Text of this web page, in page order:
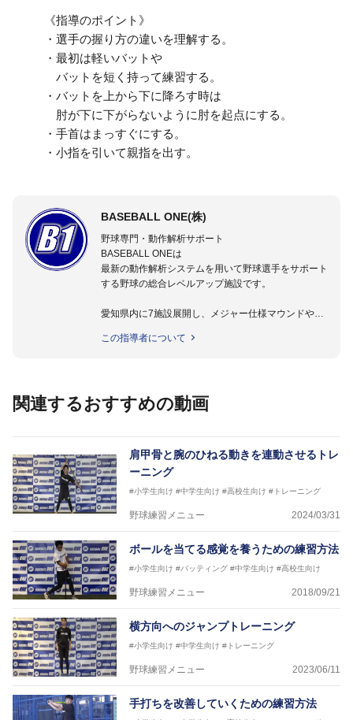
《指導のポイント》
・選手の握り方の違いを理解する。
・最初は軽いバットや
バットを短く持って練習する。
・バットを上から下に降ろす時は
肘が下に下がらないように肘を起点にする。
・手首はまっすぐにする。
・小指を引いて親指を出す。
BASEBALL ONE(株)
野球専門・動作解析サポート
BASEBALL ONEは
最新の動作解析システムを用いて野球選手をサポート
する野球の総合レベルアップ施設です。
愛知県内に7施設展開し、メジャー仕様マウンドやト
動作解析システムを用いて、小学生からプロ野球選手
この指導者について
関連するおすすめの動画
肩甲骨と腕のひねる動きを連動させるトレ
ーニング
#小学生向け #中学生向け #高校生向け #トレーニング
野球練習メニュー 2024/03/31
ボールを当てる感覚を養うための練習方法
#小学生向け #バッティング #中学生向け #高校生向け
野球練習メニュー 2018/09/21
横方向へのジャンプトレーニング
#小学生向け #中学生向け #トレーニング
野球練習メニュー 2023/06/11
手打ちを改善していくための練習方法